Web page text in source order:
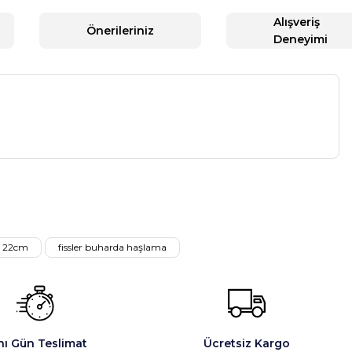
Önerileriniz
Alışveriş
Deneyimi
22cm
fissler buharda haşlama
Gün Teslimat
Ücretsiz Kargo